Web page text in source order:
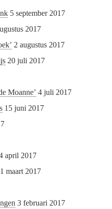
5 september 2017
2017
2 augustus 2017
20 juli 2017
Moanne’ 4 juli 2017
15 juni 2017
april 2017
maart 2017
3 februari 2017